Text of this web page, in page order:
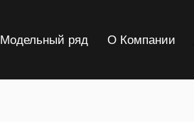
Модельный ряд О Компании